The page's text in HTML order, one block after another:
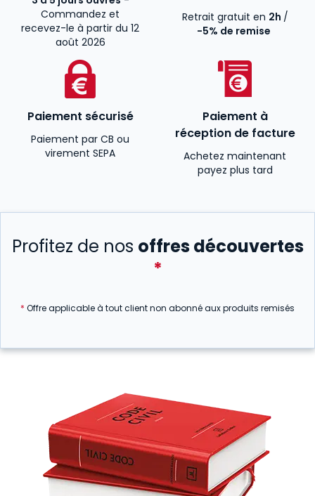
Commandez et
recevez-le à partir du 12
août 2026
Retrait gratuit en 2h /
-5% de remise
Paiement sécurisé
Paiement par CB ou
virement SEPA
Paiement à
réception de facture
Achetez maintenant
payez plus tard
Profitez de nos offres découvertes
*
* Offre applicable à tout client non abonné aux produits remisés